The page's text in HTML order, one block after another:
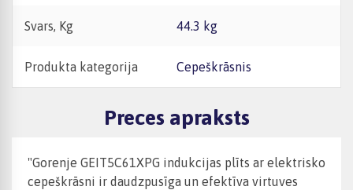
Svars, Kg 44.3 kg
Produkta kategorija Cepeškrāsnis
Preces apraksts
"Gorenje GEIT5C61XPG indukcijas plīts ar elektrisko
cepeškrāsni ir daudzpusīga un efektīva virtuves